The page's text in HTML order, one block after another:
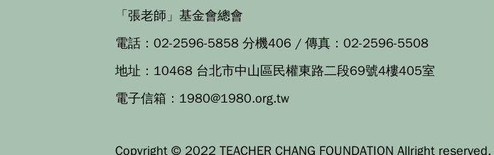
「張老師」基金會總會
電話： 02-2596-5858 分機406 / 傳真： 02-2596-5508
地址： 10468 台北市中山區民權東路二段69號4樓405室
電子信箱： 1980@1980.org.tw
Copyright © 2022 TEACHER CHANG FOUNDATION Allright reserved.